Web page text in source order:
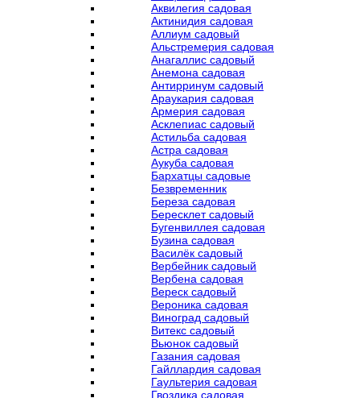
Аквилегия садовая
Актинидия садовая
Аллиум садовый
Альстремерия садовая
Анагаллис садовый
Анемона садовая
Антирринум садовый
Араукария садовая
Армерия садовая
Асклепиас садовый
Астильба садовая
Астра садовая
Аукуба садовая
Бархатцы садовые
Безвременник
Береза садовая
Бересклет садовый
Бугенвиллея садовая
Бузина садовая
Василёк садовый
Вербейник садовый
Вербена садовая
Вереск садовый
Вероника садовая
Виноград садовый
Витекс садовый
Вьюнок садовый
Газания садовая
Гайллардия садовая
Гаультерия садовая
Гвоздика садовая